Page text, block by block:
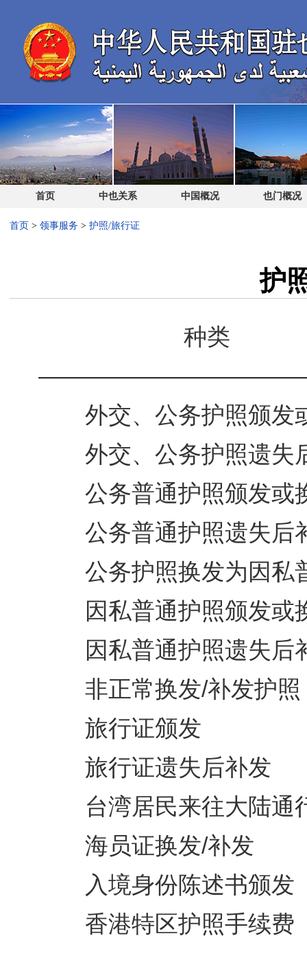
首页 中也关系 中国概况 也门概况
首页 > 领事服务 > 护照/旅行证
护
种类
外交、公务
外交、公务
公务普通护
公务普通护
公务护照换发
因私普通护
因私普通护
非正常换发
旅行
旅行证遗
台湾居民来往
海员证换
入境身份陈述书颁发
香港特区护照手续费